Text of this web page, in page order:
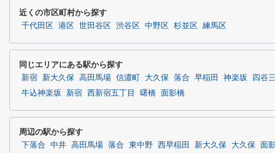
近くの市区町村から探す
千代田区 港区 世田谷区 渋谷区 中野区 杉並区 練馬区
同じエリアにある駅から探す
新宿 新大久保 高田馬場 信濃町 大久保 落合 早稲田 神楽坂
四谷
牛込神楽坂
新宿 西新宿五丁目 曙橋 面影橋
周辺の駅から探す
下落合 中井 高田馬場 落合 東中野 西早稲田 新大久保 大久保 面